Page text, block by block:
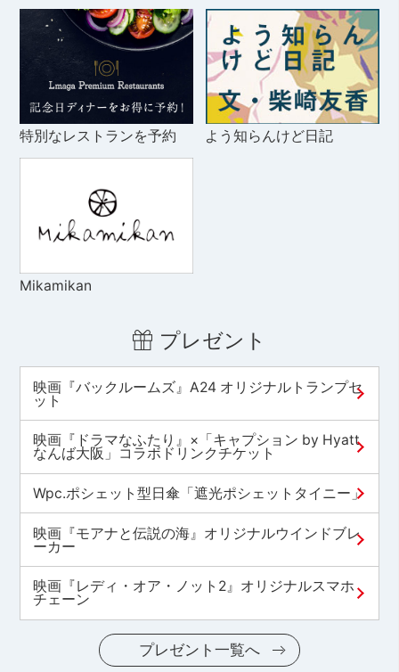
特別なレストランを予約 よう知らんけど日記
Mikamikan
プレゼント
映画『バックルームズ』A24 オリジナルトランプセ
ット
映画『ドラマなふたり』×「キャプション by Hyatt
なんば大阪」コラボドリンクチケット
Wpc.ポシェット型日傘「遮光ポシェットタイニー」
映画『モアナと伝説の海』オリジナルウインドブレ
ーカー
映画『レディ・オア・ノット2』オリジナルスマホ
チェーン
プレゼント一覧へ